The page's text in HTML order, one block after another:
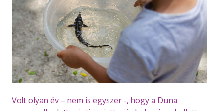
Volt olyan év – nem is egyszer -, hogy a Duna